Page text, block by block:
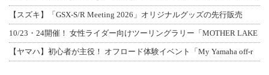
【スズキ】「GSX-S/R Meeting 2026」オリジナルグッズの先行販売
10/23・24開催！ 女性ライダー向けツーリングラリー「MOTHER LAKE
【ヤマハ】初心者が主役！ オフロード体験イベント「My Yamaha off-r